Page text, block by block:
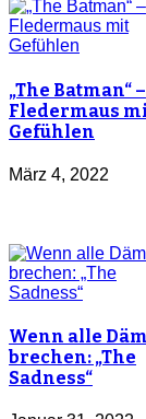
„The Batman“ –
Fledermaus
Gefühlen
März 4, 2022
Wenn alle
brechen: „The
Sadness“